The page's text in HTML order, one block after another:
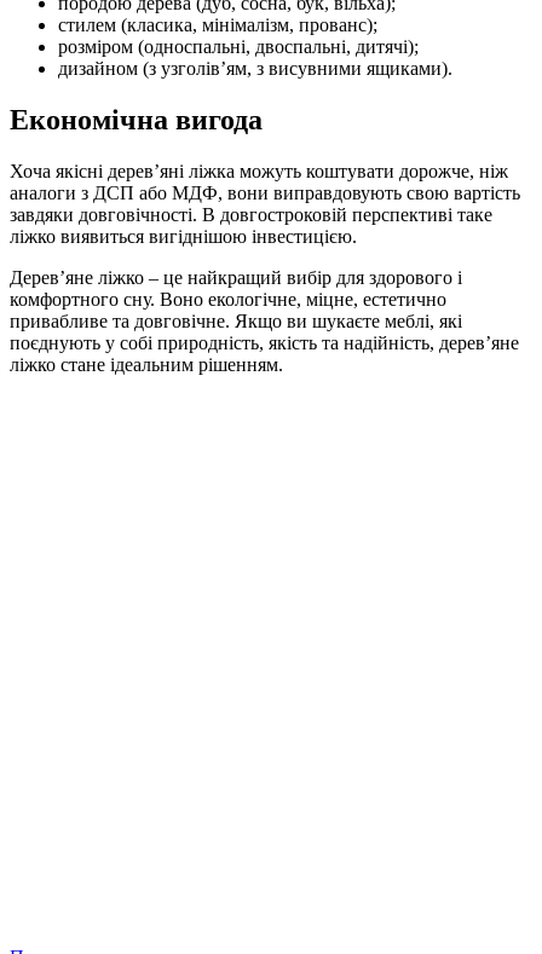
стилем (класика, мінімалізм, прованс);
розміром (односпальні, двоспальні, дитячі);
дизайном (з узголів’ям, з висувними ящиками).
Економічна вигода
Хоча якісні дерев’яні ліжка можуть коштувати дорожче, ніж
аналоги з ДСП або МДФ, вони виправдовують свою вартість
завдяки довговічності. В довгостроковій перспективі таке
ліжко виявиться вигіднішою інвестицією.
Дерев’яне ліжко – це найкращий вибір для здорового і
комфортного сну. Воно екологічне, міцне, естетично
привабливе та довговічне. Якщо ви шукаєте меблі, які
поєднують у собі природність, якість та надійність, дерев’яне
ліжко стане ідеальним рішенням.